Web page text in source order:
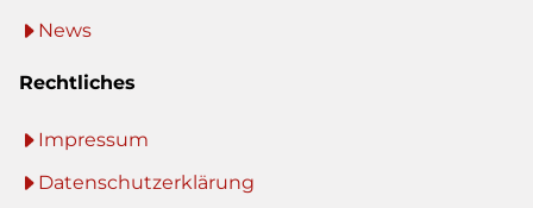
News
Rechtliches
Impressum
Datenschutzerklärung